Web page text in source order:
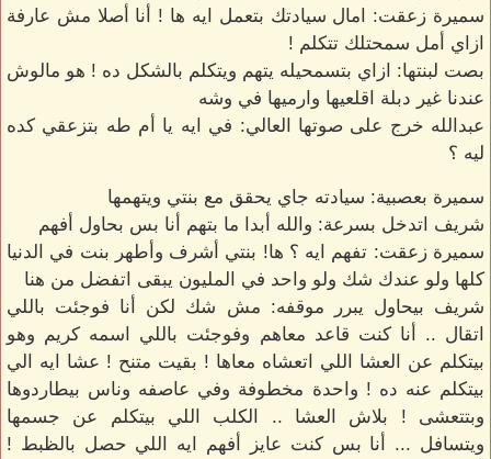
سميرة زعقت: امال سيادتك بتعمل ايه ها ! أنا أصلا مش عارفة
ازاي أمل سمحتلك تتكلم !
بصت لبنتها: ازاي بتسمحيله يتهم ويتكلم بالشكل ده ! هو مالوش
عندنا غير دبلة اقلعيها وارميها في وشه
عبدالله خرج على صوتها العالي: في ايه يا أم طه بتزعقي كده
ليه ؟
سميرة بعصبية: سيادته جاي يحقق مع بنتي ويتهمها
شريف اتدخل بسرعة: والله أبدا ما بتهم أنا بس بحاول أفهم
سميرة زعقت: تفهم ايه ؟ ها! بنتي أشرف وأطهر بنت في الدنيا
كلها ولو عندك شك ولو واحد في المليون يبقى اتفضل من هنا
شريف بيحاول يبرر موقفه: مش شك لكن أنا فوجئت باللي
اتقال .. أنا كنت قاعد معاهم وفوجئت باللي اسمه كريم وهو
بيتكلم عن العشا اللي اتعشاه معاها ! بقيت متنح ! عشا ايه الي
بيتكلم عنه ده ! واحدة مخطوفة وفي عاصفه وناس بيطاردوها
وبتتعشى ! بلاش العشا .. الكلب اللي بيتكلم عن جسمها
ويتسافل ... أنا بس كنت عايز أفهم ايه اللي حصل بالظبط !